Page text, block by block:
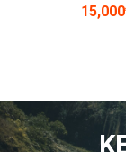
15,000